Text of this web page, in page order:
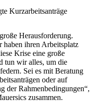
Kurzarbeitsanträge
Herausforderung.
haben ihren Arbeitsplatz
Krise eine große
tun wir alles, um die
Sei es mit Beratung
oder auf
der Rahmenbedingungen“,
zusammen.